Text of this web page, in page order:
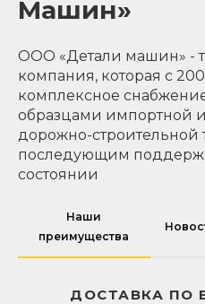
Машин»
ООО «Детали машин» -
компания, которая с
комплексное
образцами импортной
дорожно-строительной
последующим
состоянии
Наши
преимущества
ДОСТАВКА ПО